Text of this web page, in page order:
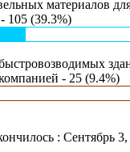
материалов
105 (39.3%)
- 25 (9.4%)
: Сентябрь